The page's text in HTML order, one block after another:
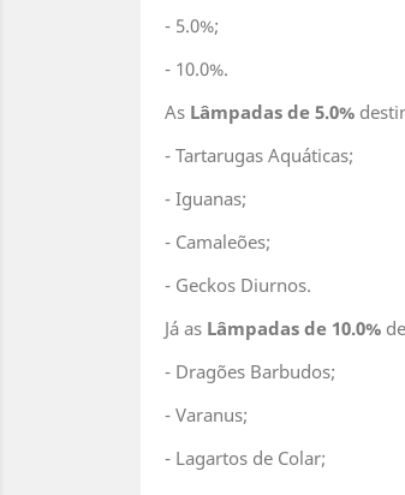
- 5.0%;
- 10.0%.
As Lâmpadas de 5.0%
- Tartarugas Aquáticas;
- Iguanas;
- Camaleões;
- Geckos Diurnos.
Já as Lâmpadas de 10.0%
- Dragões Barbudos;
- Varanus;
- Lagartos de Colar;